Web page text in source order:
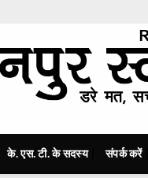
के. एस. टी. के सदस्य संपर्क करें